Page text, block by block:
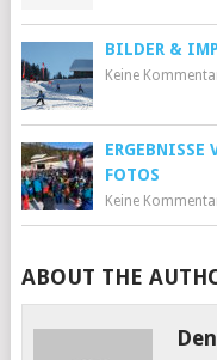
BILDER &
Keine
ERGEBNISSE
FOTOS
Keine
ABOUT THE